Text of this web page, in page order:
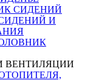
СИДЕНИЙ
И
ВЕНТИЛЯЦИИ